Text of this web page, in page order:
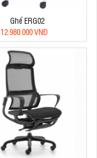
Ghế ERG02
12.980.000 VNĐ